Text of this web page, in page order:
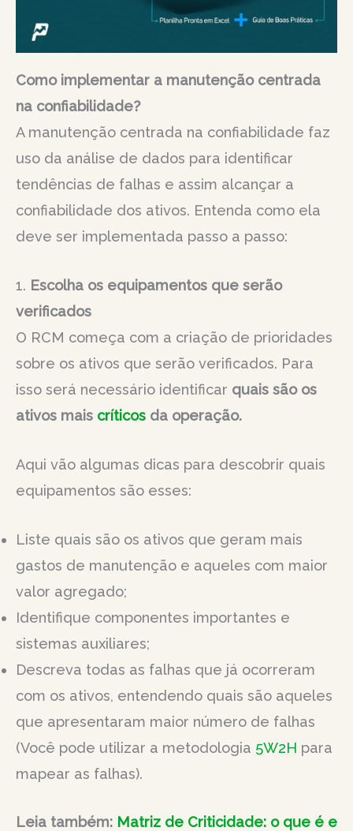
Como implementar a manutenção centrada
na confiabilidade?
A manutenção centrada na confiabilidade faz
uso da análise de dados para identificar
tendências de falhas e assim alcançar a
confiabilidade dos ativos. Entenda como ela
deve ser implementada passo a passo:
1. Escolha os equipamentos que serão
verificados
O RCM começa com a criação de prioridades
sobre os ativos que serão verificados. Para
isso será necessário identificar quais são os
ativos mais críticos da operação.
Aqui vão algumas dicas para descobrir quais
equipamentos são esses:
Liste quais são os ativos que geram mais
gastos de manutenção e aqueles com maior
valor agregado;
Identifique componentes importantes e
sistemas auxiliares;
Descreva todas as falhas que já ocorreram
com os ativos, entendendo quais são aqueles
que apresentaram maior número de falhas
(Você pode utilizar a metodologia 5W2H para
mapear as falhas).
Leia também: Matriz de Criticidade: o que é e